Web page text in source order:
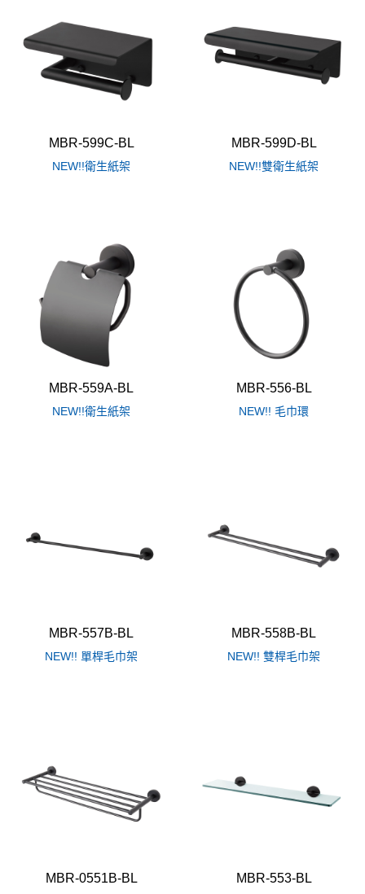
MBR-599C-BL
NEW!!衛生紙架
MBR-599D-BL
NEW!!雙衛生紙架
MBR-559A-BL
NEW!!衛生紙架
MBR-556-BL
NEW!! 毛巾環
MBR-557B-BL
NEW!! 單桿毛巾架
MBR-558B-BL
NEW!! 雙桿毛巾架
MBR-0551B-BL MBR-553-BL